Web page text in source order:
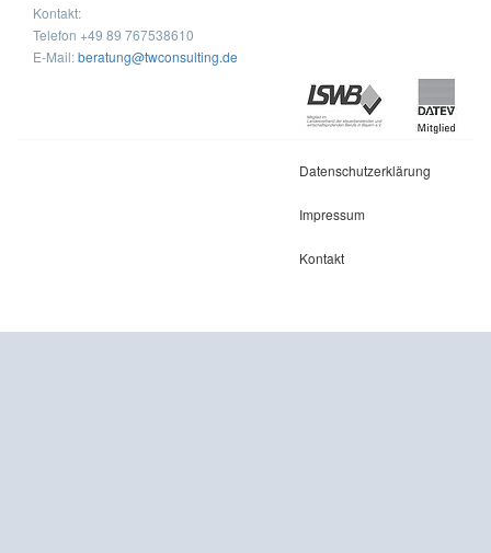
Kontakt:
Telefon +49 89 767538610
E-Mail:beratung@twconsulting.de
Datenschutzerklärung
Impressum
Kontakt